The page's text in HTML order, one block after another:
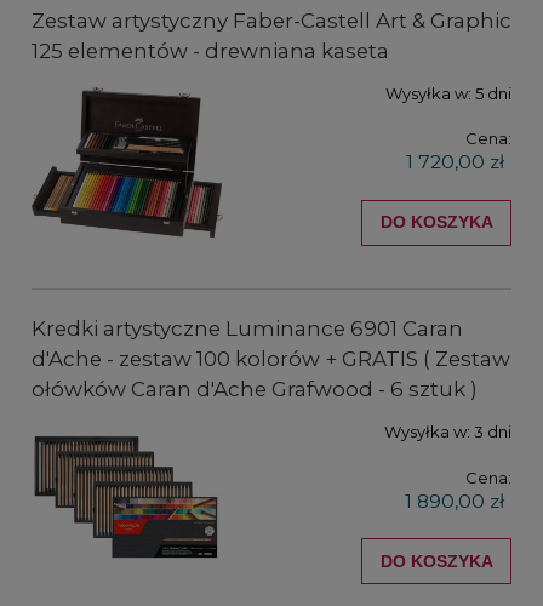
Zestaw artystyczny Faber-Castell Art & Graphic
125 elementów - drewniana kaseta
Wysyłka w: 5 dni
Cena:
1 720,00 zł
DO KOSZYKA
Kredki artystyczne Luminance 6901 Caran
d'Ache - zestaw 100 kolorów + GRATIS ( Zestaw
ołówków Caran d'Ache Grafwood - 6 sztuk )
Wysyłka w: 3 dni
Cena:
1 890,00 zł
DO KOSZYKA